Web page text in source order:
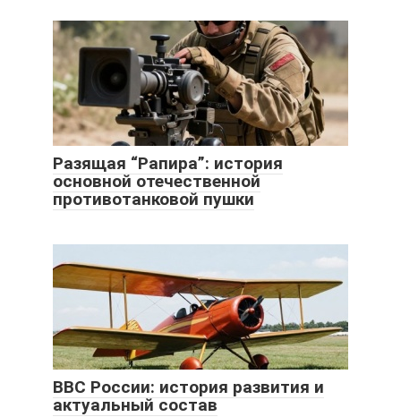
Разящая “Рапира”: история
основной отечественной
противотанковой пушки
ВВС России: история развития и
актуальный состав